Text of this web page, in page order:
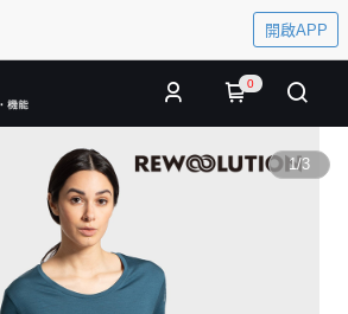
開啟APP
0
1/3